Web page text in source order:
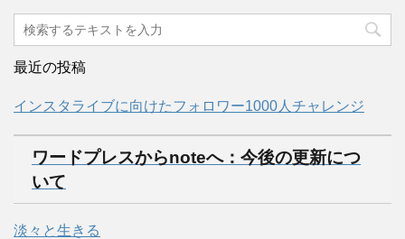
最近の投稿
インスタライブに向けたフォロワー1000人チャレンジ
ワードプレスからnoteへ：今後の更新につ
いて
淡々と生きる